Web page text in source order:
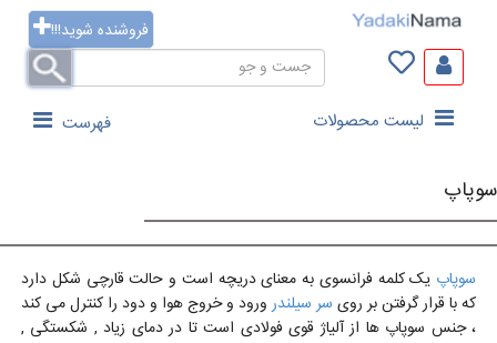
فروشنده شوید!!!
لیست محصولات فهرست
سوپاپ
سوپاپ یک کلمه فرانسوی به معنای دریچه است و حالت قارچی شکل دارد
که با قرار گرفتن بر روی سر سیلندرورود و خروج هوا و دود را کنترل می کند
، جنس سوپاپ ها از آلیاژ قوی فولادی است تا در دمای زیاد , شکستگی ,